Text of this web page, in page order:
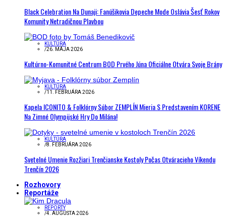
Black Celebration Na Dunaji: Fanúšikovia Depeche Mode Oslávia Šesť Rokov
Komunity Netradičnou Plavbou
KULTÚRA
/26. MÁJA 2026
Kultúrno-Komunitné Centrum BOD Prvého Júna Oficiálne Otvára Svoje Brány
KULTÚRA
/11. FEBRUÁRA 2026
Kapela ICONITO & Folklórny Súbor ZEMPLÍN Mieria S Predstavením KORENE
Na Zimné Olympijské Hry Do Milána!
KULTÚRA
/8. FEBRUÁRA 2026
Svetelné Umenie Rozžiari Trenčianske Kostoly Počas Otváracieho Víkendu
Trenčín 2026
Rozhovory
Reportáže
REPORTY
/4. AUGUSTA 2026